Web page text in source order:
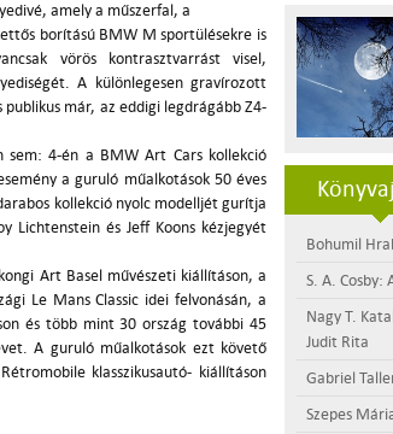
amely a műszerfal, a
borítású BMW M sportülésekre is
vörös kontrasztvarrást visel,
A különlegesen gravírozott
már, az eddigi legdrágább Z4-
sem: 4-én a BMW Art Cars kollekció
a guruló műalkotások 50 éves
kollekció nyolc modelljét gurítja
Lichtenstein és Jeff Koons kézjegyét
Art Basel művészeti kiállításon, a
Le Mans Classic idei felvonásán, a
és több mint 30 ország további 45
A guruló műalkotások ezt követő
klasszikusautó- kiállításon
Bohumil
S. A. Cosby:
Nagy T.
Judit Rita
Gabriel
Szepes